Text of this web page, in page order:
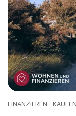
FINANZIEREN KAUFEN